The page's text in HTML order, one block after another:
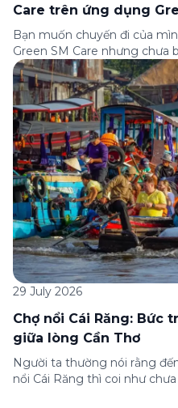
Care trên ứng dụng
Bạn muốn chuyến đi của
Green SM Care nhưng chưa
dưới đây sẽ hướng dẫn chi
gia) gói bảo hiểm này ngay
những lưu ý quan trọng
29 July 2026
Chợ nổi Cái Răng: Bức
giữa lòng Cần Thơ
Người ta thường nói rằng
nổi Cái Răng thì coi như